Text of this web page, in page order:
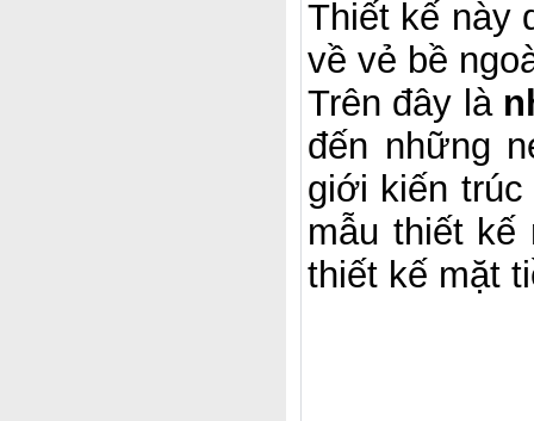
Thiết kế này
về vẻ bề
Trên đây là
đến những
giới kiến
mẫu thiết
thiết kế mặt